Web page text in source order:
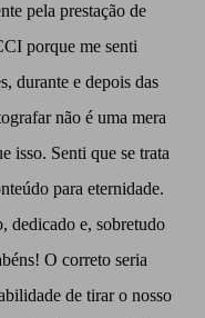
pela prestação de
porque me senti
durante e depois das
não é uma mera
isso. Senti que se trata
para eternidade.
dedicado e, sobretudo
O correto seria
de tirar o nosso